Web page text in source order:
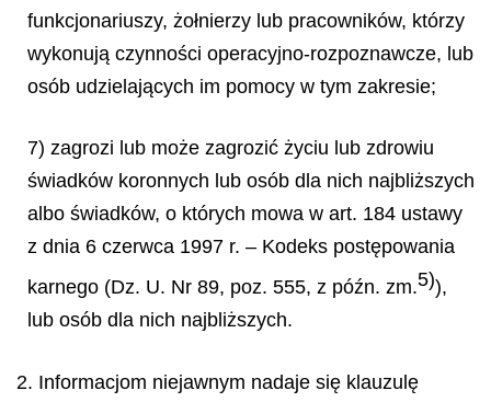
funkcjonariuszy, żołnierzy lub pracowników, którzy
wykonują czynności operacyjno-rozpoznawcze, lub
osób udzielających im pomocy w tym zakresie;
7) zagrozi lub może zagrozić życiu lub zdrowiu
świadków koronnych lub osób dla nich najbliższych
albo świadków, o których mowa w art. 184 ustawy
z dnia 6 czerwca 1997 r. – Kodeks postępowania
karnego (Dz. U. Nr 89, poz. 555, z późn. zm.5)),
lub osób dla nich najbliższych.
2. Informacjom niejawnym nadaje się klauzulę